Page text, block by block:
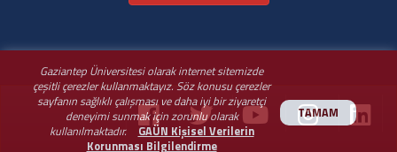
Gaziantep Üniversitesi olarak internet sitemizde
çeşitli çerezler kullanmaktayız. Söz konusu çerezler
sayfanın sağlıklı çalışması ve daha iyi bir ziyaretçi
deneyimi sunmak için zorunlu olarak
kullanılmaktadır.
GAÜN Kişisel Verilerin
Korunması Bilgilendirme
TAMAM